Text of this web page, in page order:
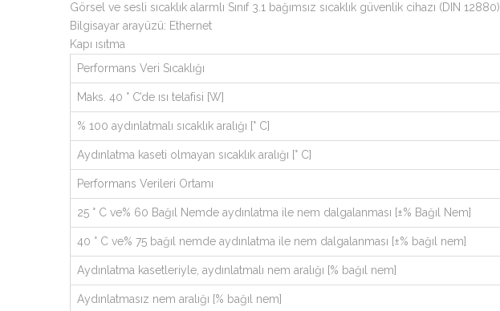
Görsel ve sesli sıcaklık alarmlı Sınıf 3.1 bağımsız sıcaklık güvenlik cihazı (DIN 12880)
Bilgisayar arayüzü: Ethernet
Kapı ısıtma
Performans Veri Sıcaklığı
Maks. 40 ° C’de ısı telafisi [W]
% 100 aydınlatmalı sıcaklık aralığı [° C]
Aydınlatma kaseti olmayan sıcaklık aralığı [° C]
Performans Verileri Ortamı
25 ° C ve% 60 Bağıl Nemde aydınlatma ile nem dalgalanması [±% Bağıl Nem]
40 ° C ve% 75 bağıl nemde aydınlatma ile nem dalgalanması [±% bağıl nem]
Aydınlatma kasetleriyle, aydınlatmalı nem aralığı [% bağıl nem]
Aydınlatmasız nem aralığı [% bağıl nem]